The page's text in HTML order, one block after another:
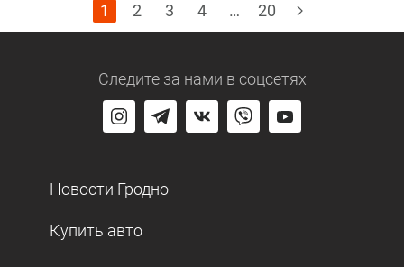
1 2 3 4 … 20
Следите за нами в соцсетях
Новости Гродно
Купить авто